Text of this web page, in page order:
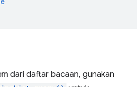
dari daftar bacaan, gunakan